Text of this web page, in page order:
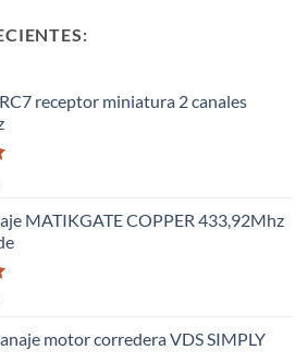
receptor miniatura 2 canales
MATIKGATE COPPER 433,92Mhz
motor corredera VDS SIMPLY